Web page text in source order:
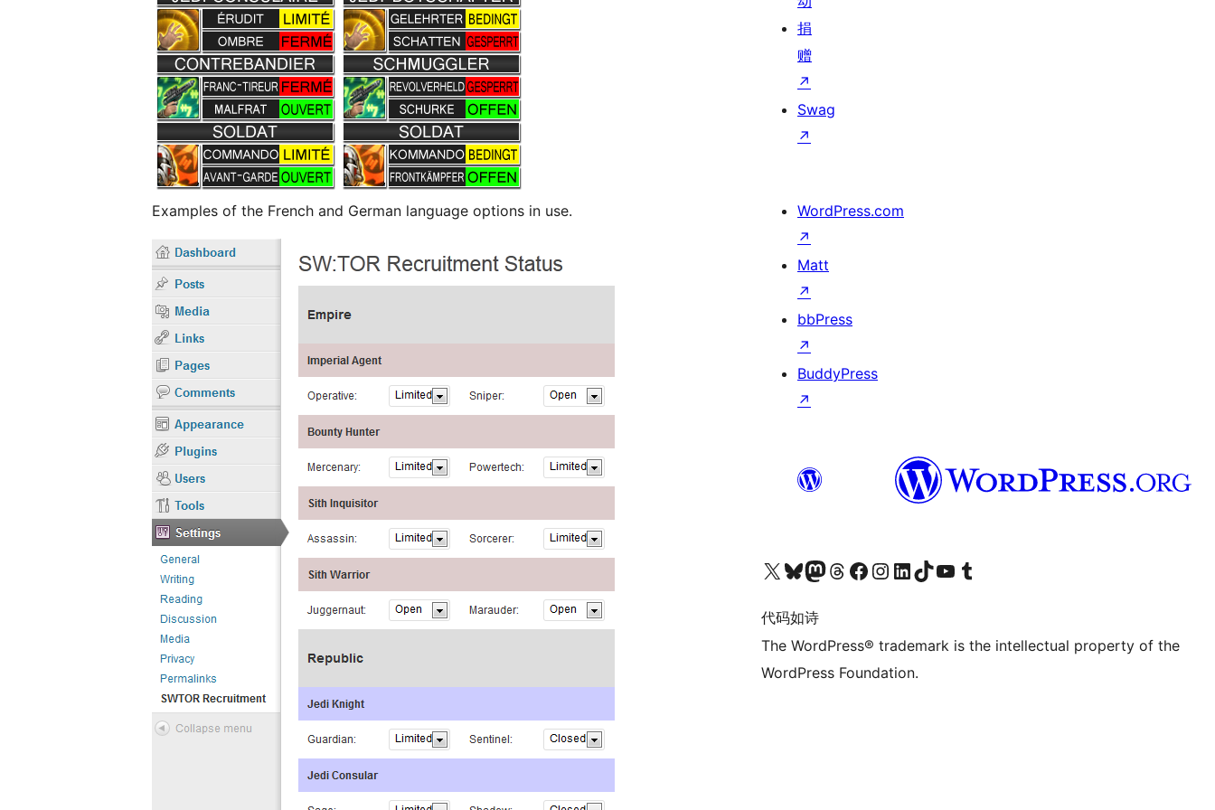
Examples of the French and German language options in use.
捐
赠
↗
Swag
↗
WordPress.com
↗
Matt
↗
bbPress
↗
BuddyPress
↗
关注我们的 X（原 Twitter）账号访问我们的 Bluesky 账号关注我们的 Mastodon 账号访问我们的 Threads 账号 访问我们的 Facebook 公共主页关注我们的 Instagram 账号 关注我们的 LinkedIn 主页访问我们的 TikTok 账号访问我们的 YouTube 频道 访问我们的 Tumblr 账号
代码如诗
The WordPress® trademark is the intellectual property of the
WordPress Foundation.